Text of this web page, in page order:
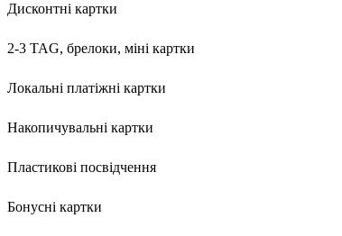
Дисконтні картки
2-3 TAG, брелоки, міні картки
Локальні платіжні картки
Накопичувальні картки
Пластикові посвідчення
Бонусні картки